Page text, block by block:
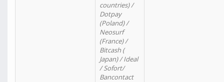
countries) /
Dotpay
(Poland) /
Neosurf
(France) /
Bitcash (
Japan) / Ideal
/ Sofort/
Bancontact